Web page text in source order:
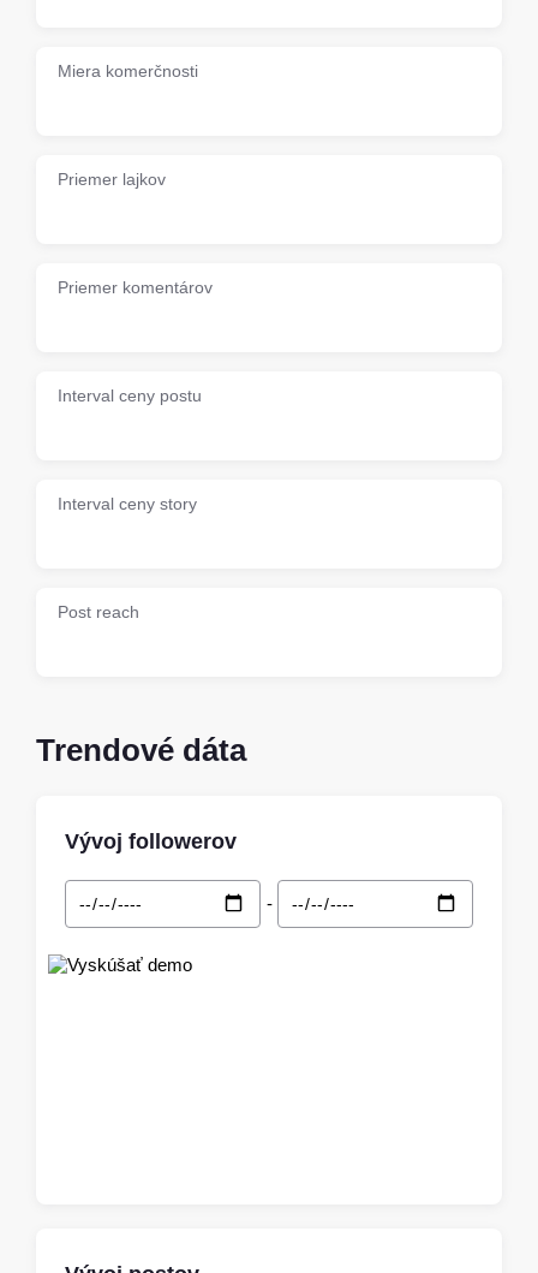
Miera komerčnosti
Priemer lajkov
Priemer komentárov
Interval ceny postu
Interval ceny story
Post reach
Trendové dáta
Vývoj followerov
-